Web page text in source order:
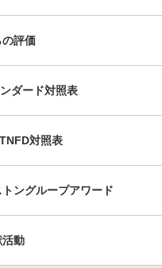
評価
ダード対照表
対照表
ングループアワード
活動